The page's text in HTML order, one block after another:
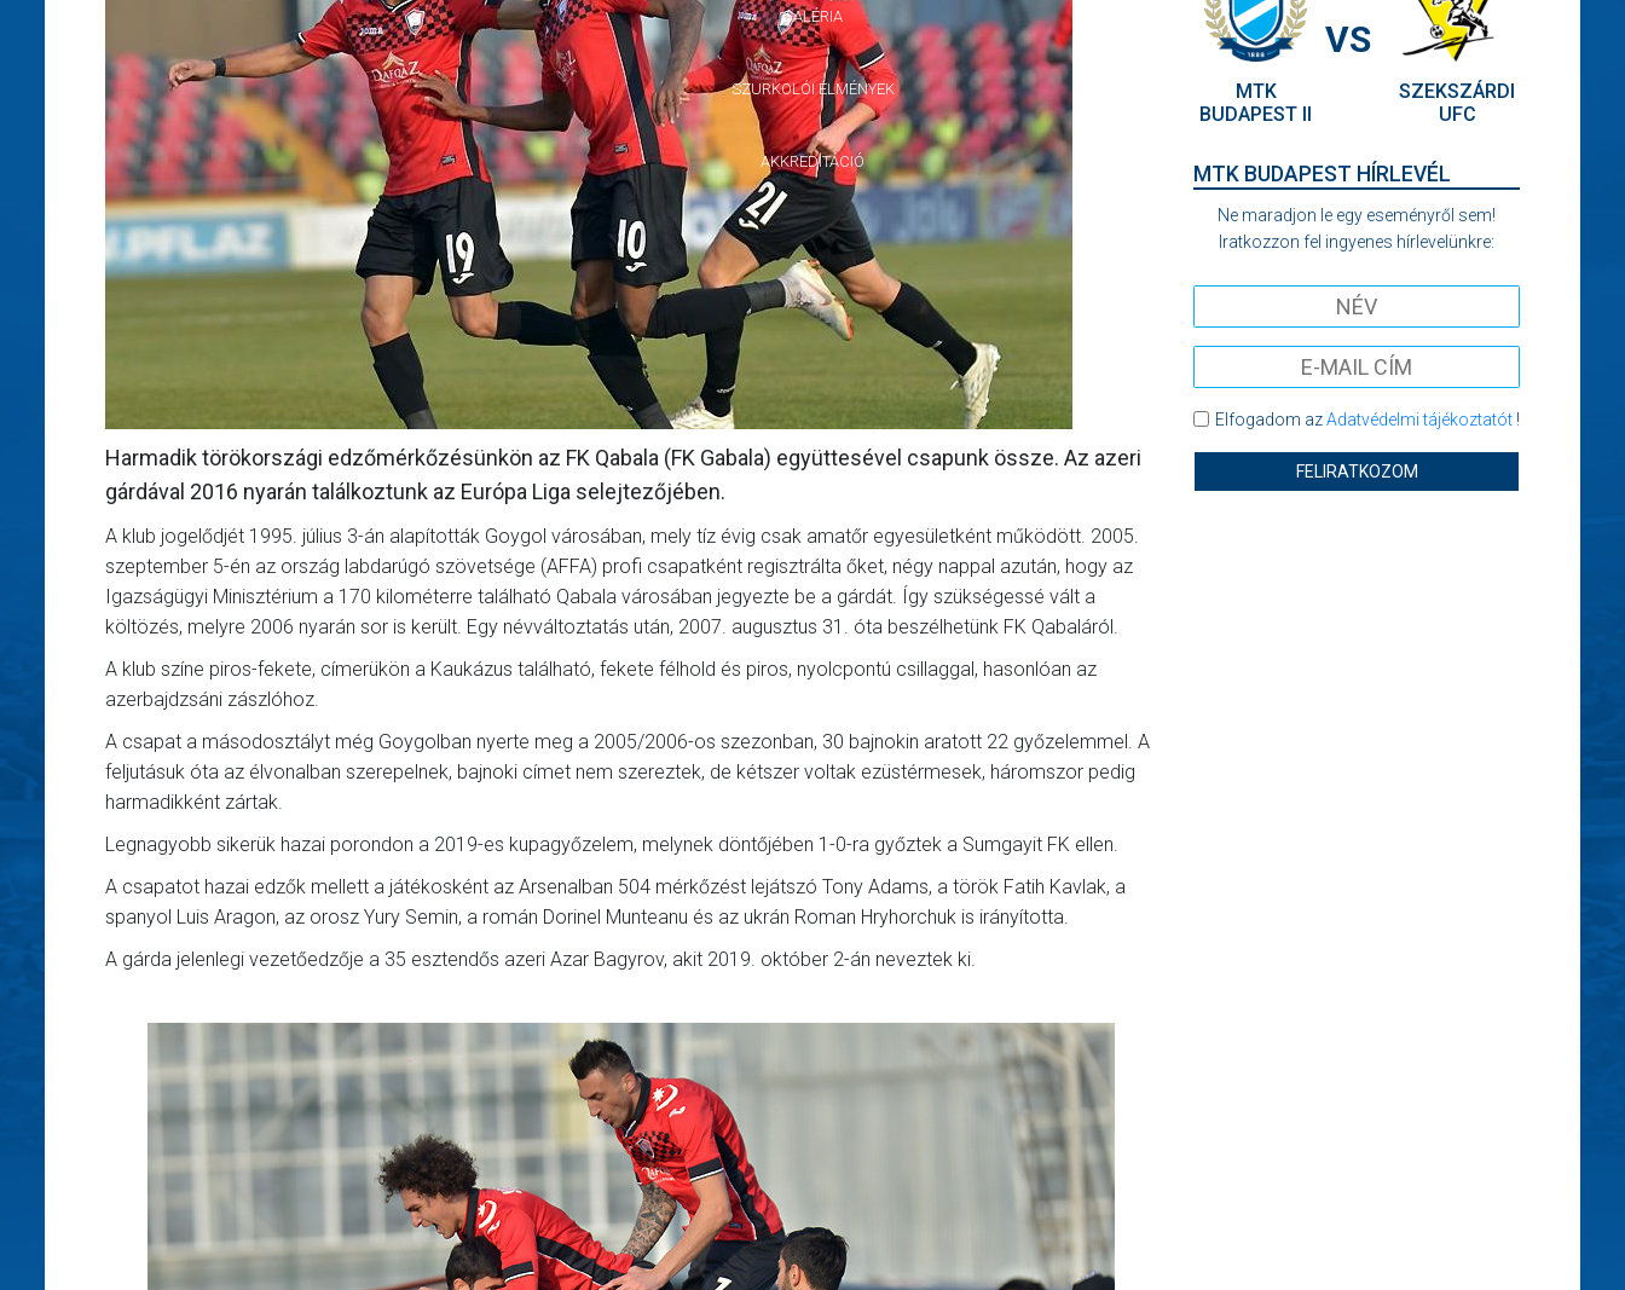
GALÉRIA
SZURKOLÓI ÉLMÉNYEK
AKKREDITÁCIÓ
Harmadik törökországi edzőmérkőzésünkön az FK Qabala (FK Gabala) együttesével csapunk össze. Az azeri
gárdával 2016 nyarán találkoztunk az Európa Liga selejtezőjében.
A klub jogelődjét 1995. július 3-án alapították Goygol városában, mely tíz évig csak amatőr egyesületként működött. 2005.
szeptember 5-én az ország labdarúgó szövetsége (AFFA) profi csapatként regisztrálta őket, négy nappal azután, hogy az
Igazságügyi Minisztérium a 170 kilométerre található Qabala városában jegyezte be a gárdát. Így szükségessé vált a
költözés, melyre 2006 nyarán sor is került. Egy névváltoztatás után, 2007. augusztus 31. óta beszélhetünk FK Qabaláról.
A klub színe piros-fekete, címerükön a Kaukázus található, fekete félhold és piros, nyolcpontú csillaggal, hasonlóan az
azerbajdzsáni zászlóhoz.
A csapat a másodosztályt még Goygolban nyerte meg a 2005/2006-os szezonban, 30 bajnokin aratott 22 győzelemmel. A
feljutásuk óta az élvonalban szerepelnek, bajnoki címet nem szereztek, de kétszer voltak ezüstérmesek, háromszor pedig
harmadikként zártak.
Legnagyobb sikerük hazai porondon a 2019-es kupagyőzelem, melynek döntőjében 1-0-ra győztek a Sumgayit FK ellen.
A csapatot hazai edzők mellett a játékosként az Arsenalban 504 mérkőzést lejátszó Tony Adams, a török Fatih Kavlak, a
spanyol Luis Aragon, az orosz Yury Semin, a román Dorinel Munteanu és az ukrán Roman Hryhorchuk is irányította.
A gárda jelenlegi vezetőedzője a 35 esztendős azeri Azar Bagyrov, akit 2019. október 2-án neveztek ki.
MTK
BUDAPEST II
VS
SZEKSZÁRDI
UFC
MTK BUDAPEST HÍRLEVÉL
Ne maradjon le egy eseményről sem!
Iratkozzon fel ingyenes hírlevelünkre:
Elfogadom azAdatvédelmi tájékoztatót!
FELIRATKOZOM